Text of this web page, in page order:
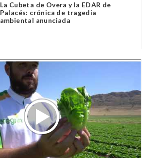
La Cubeta de Overa y la EDAR de
Palacés: crónica de tragedia
ambiental anunciada